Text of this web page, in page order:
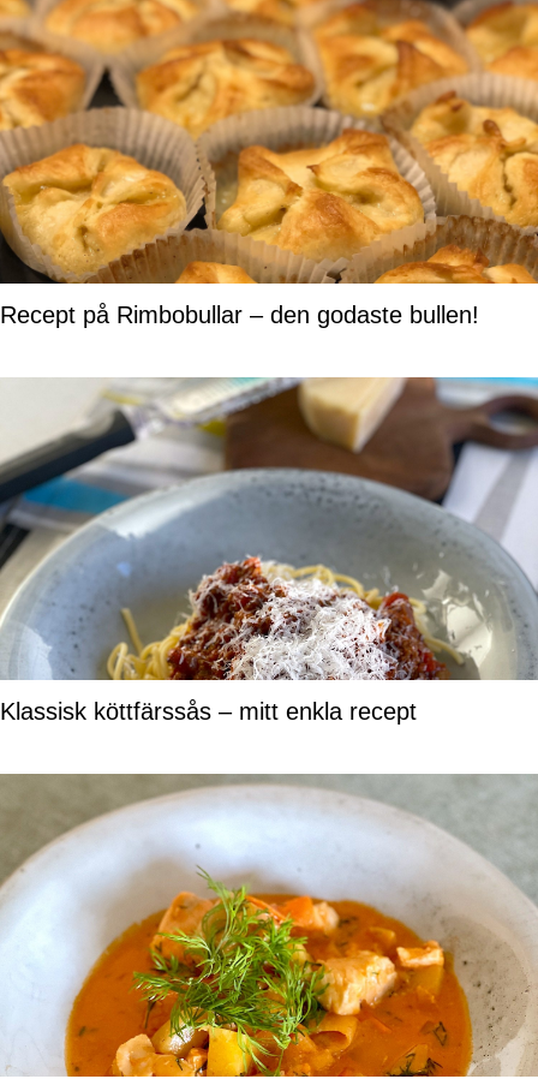
Recept på Rimbobullar – den godaste bullen!
Klassisk köttfärssås – mitt enkla recept